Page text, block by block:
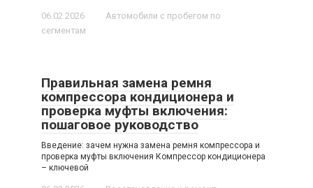
06.02.2026
Автомобили с пробегом по
сегментам
Правильная замена ремня
компрессора кондиционера и
проверка муфты включения:
пошаговое руководство
Введение: зачем нужна замена ремня компрессора и
проверка муфты включения Компрессор кондиционера
– ключевой